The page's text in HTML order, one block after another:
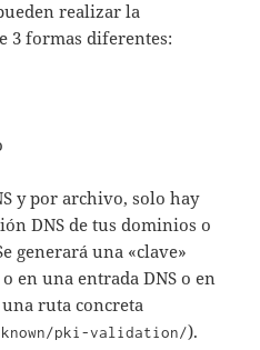
realizar la
3 formas diferentes:
y por archivo, solo hay
DNS de tus dominios o
generará una «clave»
en una entrada DNS o en
ruta concreta
known/pki-validation/).